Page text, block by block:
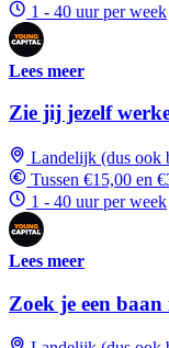
1 - 40 uur per week
Lees meer
Zie jij jezelf
Landelijk (dus ook
Tussen €15,00 en
1 - 40 uur per week
Lees meer
Zoek je een